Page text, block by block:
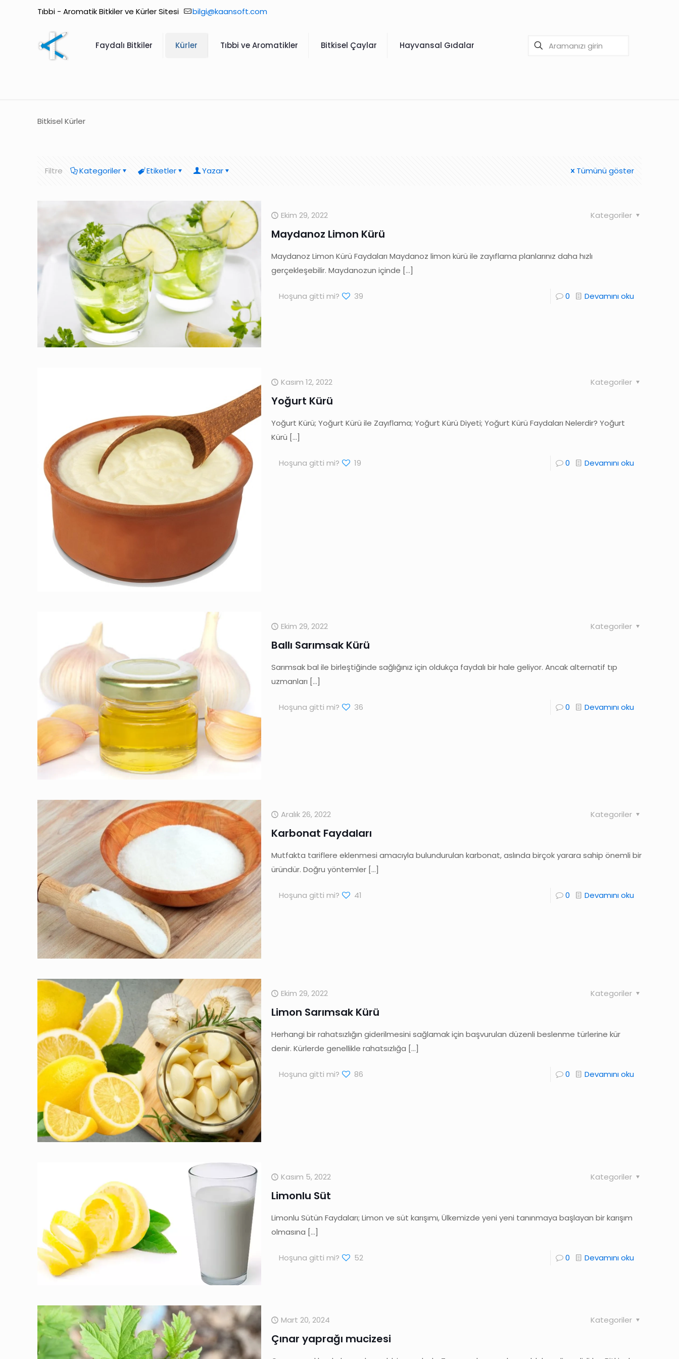
Tıbbi - Aromatik Bitkiler ve Kürler Sitesi bilgi@kaansoft.com
Faydalı Bitkiler Kürler Tıbbi ve Aromatikler Bitkisel Çaylar Hayvansal Gıdalar
Bitkisel Kürler
Filtre Kategoriler Etiketler Yazar Tümünü göster
Ekim 29, 2022 Kategoriler
Maydanoz Limon Kürü
Maydanoz Limon Kürü Faydaları Maydanoz limon kürü ile zayıflama planlarınız daha hızlı
gerçekleşebilir. Maydanozun içinde […]
Hoşuna gitti mi? 39 0 Devamını oku
Kasım 12, 2022 Kategoriler
Yoğurt Kürü
Yoğurt Kürü; Yoğurt Kürü ile Zayıflama; Yoğurt Kürü Diyeti; Yoğurt Kürü Faydaları Nelerdir? Yoğurt
Kürü […]
Hoşuna gitti mi? 19 0 Devamını oku
Ekim 29, 2022 Kategoriler
Ballı Sarımsak Kürü
Sarımsak bal ile birleştiğinde sağlığınız için oldukça faydalı bir hale geliyor. Ancak alternatif tıp
uzmanları […]
Hoşuna gitti mi? 36 0 Devamını oku
Aralık 26, 2022 Kategoriler
Karbonat Faydaları
Mutfakta tariflere eklenmesi amacıyla bulundurulan karbonat, aslında birçok yarara sahip önemli bir
üründür. Doğru yöntemler[…]
Hoşuna gitti mi? 41 0 Devamını oku
Ekim 29, 2022 Kategoriler
Limon Sarımsak Kürü
Herhangi bir rahatsızlığın giderilmesini sağlamak için başvurulan düzenli beslenme türlerine kür
denir. Kürlerde genellikle rahatsızlığa […]
Hoşuna gitti mi? 86 0 Devamını oku
Kasım 5, 2022 Kategoriler
Limonlu Süt
Limonlu Sütün Faydaları; Limon ve süt karışımı, Ülkemizde yeni yeni tanınmaya başlayan bir karışım
olmasına […]
Hoşuna gitti mi? 52 0 Devamını oku
Mart 20, 2024 Kategoriler
Çınar yaprağı mucizesi